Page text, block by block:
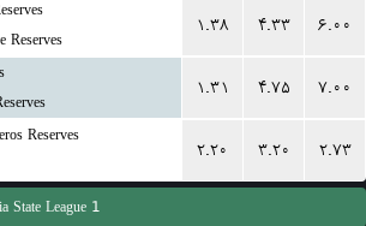
Reserves
۱.۳۸ ۴.۳۳ ۶.۰۰
۱.۳۱ ۴.۷۵ ۷.۰۰
Reserves
۲.۲۰ ۳.۲۰ ۲.۷۳
State League 1